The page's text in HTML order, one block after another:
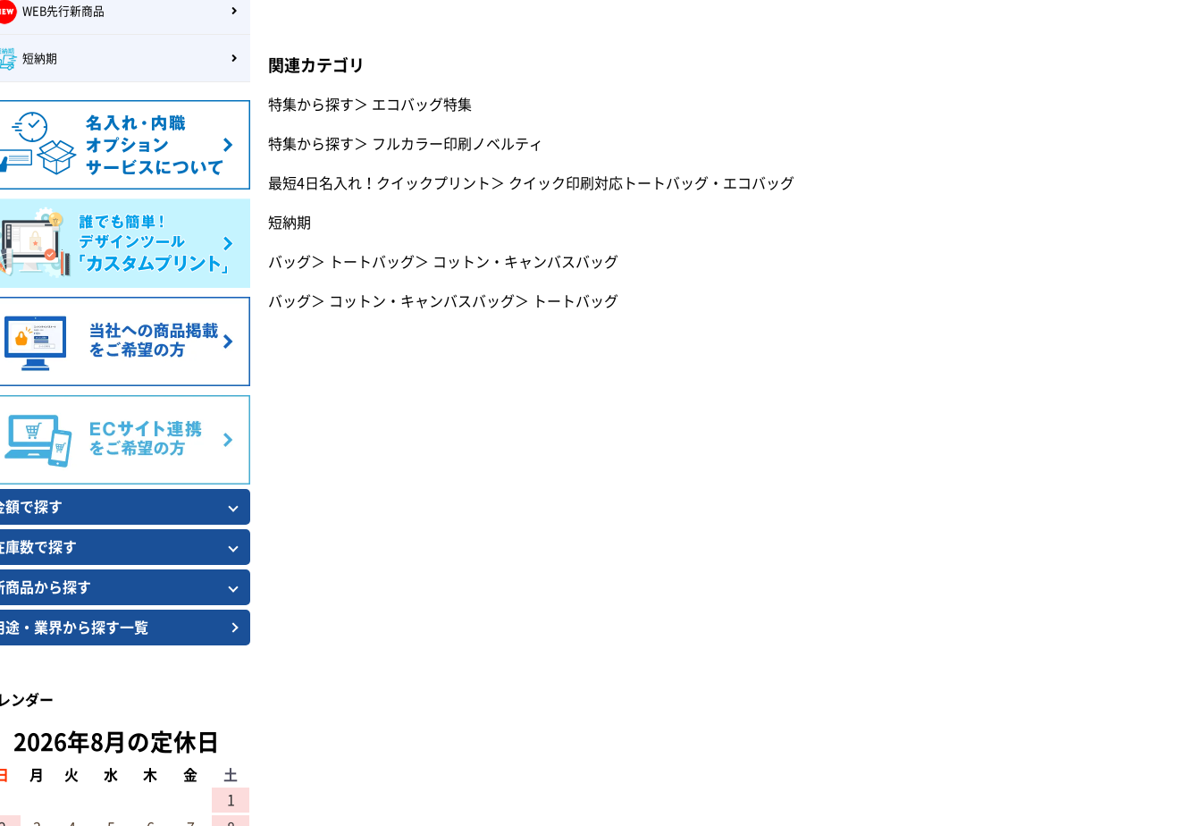
関連カテゴリ
特集から探す＞ エコバッグ特集
特集から探す＞ フルカラー印刷ノベルティ
最短4日名入れ！クイックプリント ＞ クイック印刷対応トートバッグ・エコバッグ
短納期
バッグ＞ トートバッグ＞ コットン・キャンバスバッグ
バッグ＞ コットン・キャンバスバッグ＞ トートバッグ
WEB先行新商品
短納期
額で探す
庫数で探す
商品から探す
途・業界から探す一覧
ンダー
2026年8月の定休日
月 火 水 木 金
土
1